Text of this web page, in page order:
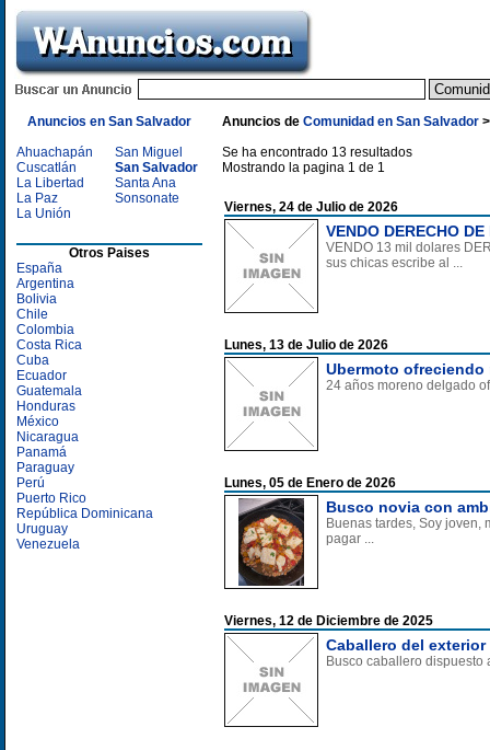
Anuncios en San Salvador
Ahuachapán
Cuscatlán
La Libertad
La Paz
La Unión
San Miguel
San Salvador
Santa Ana
Sonsonate
Otros Paises
España
Argentina
Bolivia
Chile
Colombia
Costa Rica
Cuba
Ecuador
Guatemala
Honduras
México
Nicaragua
Panamá
Paraguay
Perú
Puerto Rico
República Dominicana
Uruguay
Venezuela
Anuncios de Comunidad en San Salvador
Se ha encontrado 13 resultados
Mostrando la pagina 1 de 1
Viernes, 24 de Julio de 2026
VENDO DERECHO
VENDO 13 mil dolares
sus chicas escribe al ...
Lunes, 13 de Julio de 2026
Ubermoto
24 años moreno delgado
Lunes, 05 de Enero de 2026
Busco novia con
Buenas tardes, Soy joven,
pagar ...
Viernes, 12 de Diciembre de 2025
Caballero del
Busco caballero